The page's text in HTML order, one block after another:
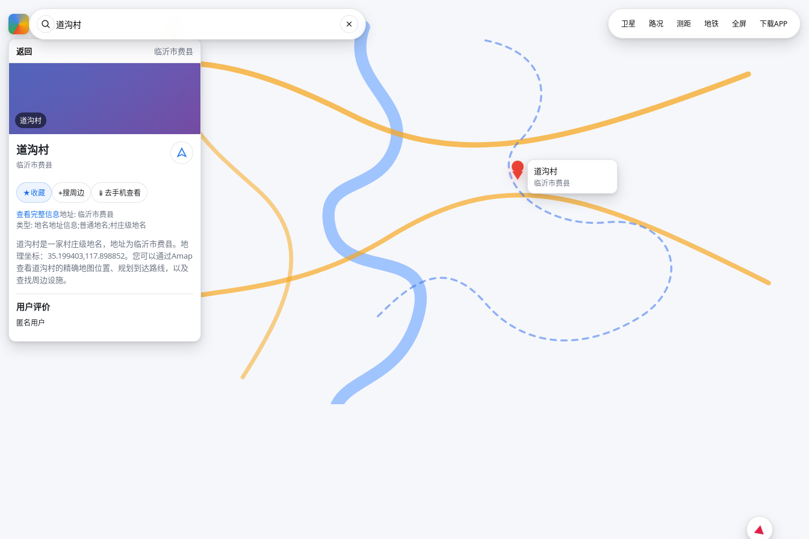
返回 临沂市费县
道沟村
道沟村
临沂市费县
★收藏 ⌖搜周边 📱 去手机查看
查看完整信息地址: 临沂市费县
类型: 地名地址信息;普通地名;村庄级地名
道沟村是一家村庄级地名，地址为临沂市费县。地
理坐标：35.199403,117.898852。您可以通过Amap
查看道沟村的精确地图位置、规划到达路线，以及
查找周边设施。
用户评价
匿名用户
道沟村
临沂市费县
卫星 路况 测距 地铁 全屏 下载APP